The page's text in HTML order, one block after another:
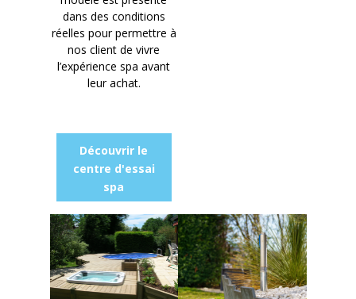
dans des conditions
réelles pour permettre à
nos client de vivre
l’expérience spa avant
leur achat.
Découvrir le
centre d'essai
spa